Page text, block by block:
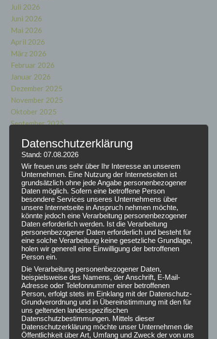
Juli 2026
Juni 2026
Mai 2026
April 2026
März 2026
Februar 2026
Januar 2026
Dezember 2025
November 2025
Oktober 2025
September 2025
Juli 2025
Juni 2025
Mai 2025
April 2025
März 2025
Februar 2025
Januar 2025
Dezember 2024
November 2024
Oktober 2024
August 2024
Juli 2024
Juni 2024
Mai 2024
April 2024
März 2024
Datenschutzerklärung
Stand: 07.08.2026
Wir freuen uns sehr über Ihr Interesse an unserem
Unternehmen. Eine Nutzung der Internetseiten ist
grundsätzlich ohne jede Angabe personenbezogener
Daten möglich. Sofern eine betroffene Person
besondere Services unseres Unternehmens über
unsere Internetseite in Anspruch nehmen möchte,
könnte jedoch eine Verarbeitung personenbezogener
Daten erforderlich werden. Ist die Verarbeitung
personenbezogener Daten erforderlich und besteht für
eine solche Verarbeitung keine gesetzliche Grundlage,
holen wir generell eine Einwilligung der betroffenen
Person ein.
Die Verarbeitung personenbezogener Daten,
beispielsweise des Namens, der Anschrift, E-Mail-
Adresse oder Telefonnummer einer betroffenen
Person, erfolgt stets im Einklang mit der Datenschutz-
Grundverordnung und in Übereinstimmung mit den für
uns geltenden landesspezifischen
Datenschutzbestimmungen. Mittels dieser
Datenschutzerklärung möchte unser Unternehmen die
Öffentlichkeit über Art, Umfang und Zweck der von uns